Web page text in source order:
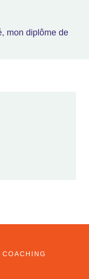
mon diplôme de
COACHING